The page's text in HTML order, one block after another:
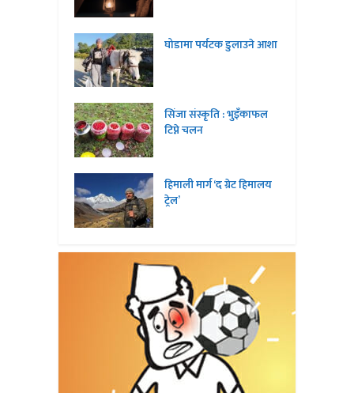
घोडामा पर्यटक डुलाउने आशा
सिंजा संस्कृति : भुइँकाफल
टिप्ने चलन
हिमाली मार्ग ‘द ग्रेट हिमालय
ट्रेल’